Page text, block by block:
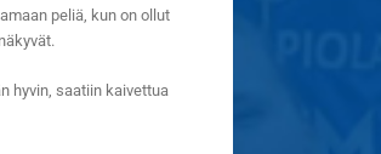
peliä, kun on ollut
hyvin, saatiin kaivettua